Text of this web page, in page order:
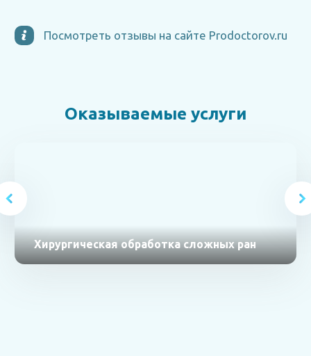
Посмотреть отзывы на сайте Prodoctorov.ru
Оказываемые услуги
Хирургическая обработка сложных ран